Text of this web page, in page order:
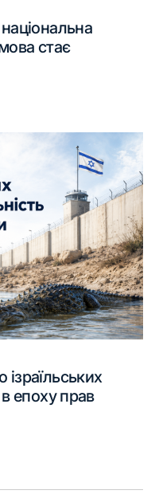
стає
в епоху прав